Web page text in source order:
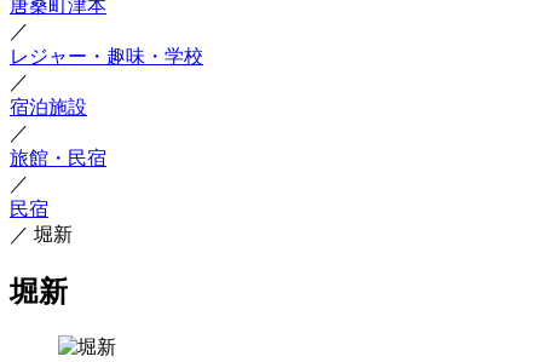
唐桑町津本
／
レジャー・趣味・学校
／
宿泊施設
／
旅館・民宿
／
民宿
／ 堀新
堀新